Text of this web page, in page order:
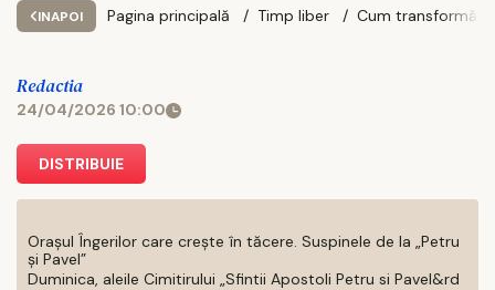
INAPOI Pagina principală Timp liber
Redactia
24/04/2026 10:00
DISTRIBUIE
Orașul Îngerilor care crește în tăcere. Suspinele de la „Petru
și Pavel”
Duminica, aleile Cimitirului „Sfintii Apostoli Petru si Pavel&rd